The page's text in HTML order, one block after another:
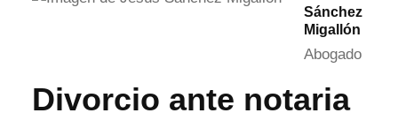
Sánchez
Migallón
Abogado
Divorcio ante notaria